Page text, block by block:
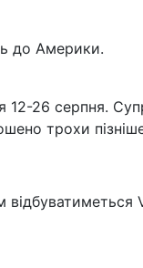
до Америки.
12-26 серпня.
трохи